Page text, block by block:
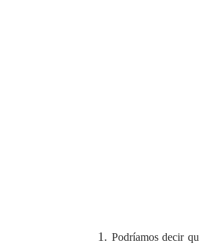
1. Podríamos decir